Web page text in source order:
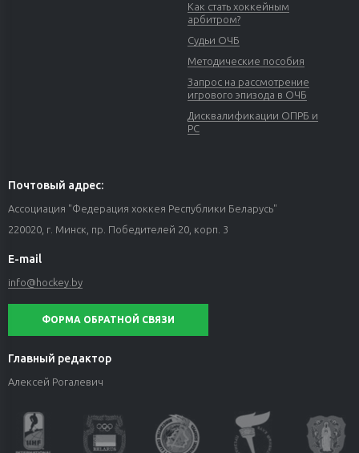
Как стать хоккейным
арбитром?
Судьи ОЧБ
Методические пособия
Запрос на рассмотрение
игрового эпизода в ОЧБ
Дисквалификации ОПРБ и
РС
Почтовый адрес:
Ассоциация "Федерация хоккея Республики Беларусь"
220020, г. Минск, пр. Победителей 20, корп. 3
E-mail
info@hockey.by
ФОРМА ОБРАТНОЙ СВЯЗИ
Главный редактор
Алексей Рогалевич